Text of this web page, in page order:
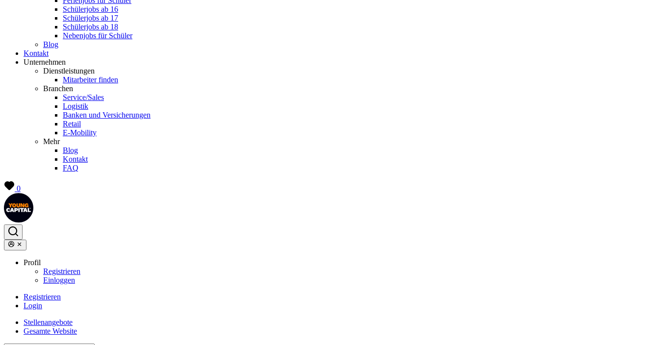
Schülerjobs ab 16
Schülerjobs ab 17
Schülerjobs ab 18
Nebenjobs für Schüler
Blog
Kontakt
Unternehmen
Dienstleistungen
Mitarbeiter finden
Branchen
Service/Sales
Logistik
Banken und Versicherungen
Retail
E-Mobility
Mehr
Blog
Kontakt
FAQ
0
Profil
Registrieren
Einloggen
Registrieren
Login
Stellenangebote
Gesamte Website